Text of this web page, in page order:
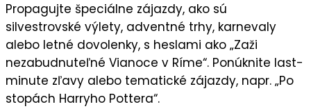
Propagujte špeciálne zájazdy, ako sú
silvestrovské výlety, adventné trhy, karnevaly
alebo letné dovolenky, s heslami ako „Zaži
nezabudnuteľné Vianoce v Ríme“. Ponúknite last-
minute zľavy alebo tematické zájazdy, napr. „Po
stopách Harryho Pottera“.